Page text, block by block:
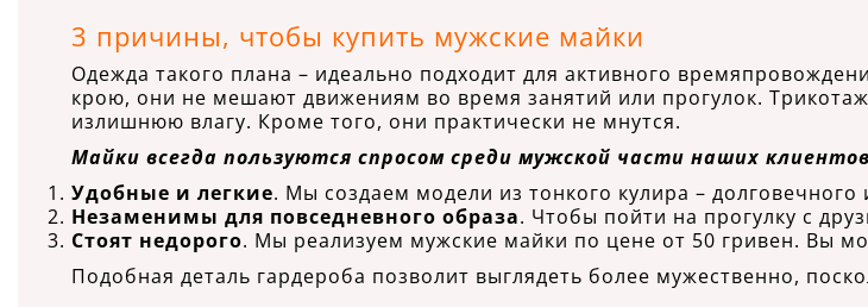
3 причины, чтобы купить мужские майки
Одежда такого плана – идеально подходит для активного
крою, они не мешают движениям во время занятий или прогулок.
излишнюю влагу. Кроме того, они практически не мнутся.
Майки всегда пользуются спросом среди мужской части наших
Удобные и легкие. Мы создаем модели из тонкого кулира – долговечного
Незаменимы для повседневного образа. Чтобы пойти на прогулку с
Стоят недорого. Мы реализуем мужские майки по цене от 50 гривен. Вы
Подобная деталь гардероба позволит выглядеть более мужественно,